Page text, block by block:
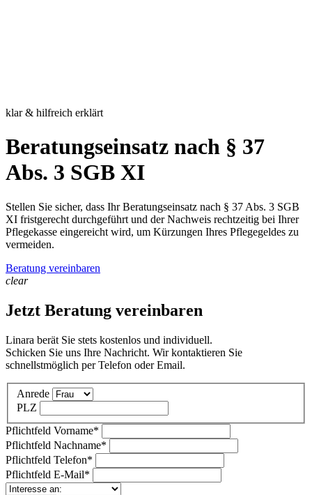
klar & hilfreich erklärt
Beratungseinsatz nach § 37
Abs. 3 SGB XI
Stellen Sie sicher, dass Ihr Beratungseinsatz nach § 37 Abs. 3 SGB
XI fristgerecht durchgeführt und der Nachweis rechtzeitig bei Ihrer
Pflegekasse eingereicht wird, um Kürzungen Ihres Pflegegeldes zu
vermeiden.
Beratung vereinbaren
clear
Jetzt Beratung vereinbaren
Linara berät Sie stets kostenlos und individuell.
Schicken Sie uns Ihre Nachricht. Wir kontaktieren Sie
schnellstmöglich per Telefon oder Email.
Anrede
PLZ
Pflichtfeld Vorname*
Pflichtfeld Nachname*
Pflichtfeld Telefon*
Pflichtfeld E-Mail*